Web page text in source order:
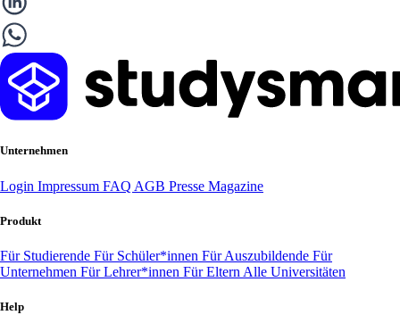
Unternehmen
Login Impressum FAQ AGB Presse Magazine
Produkt
Für Studierende Für Schüler*innen Für Auszubildende Für
Unternehmen Für Lehrer*innen Für Eltern Alle Universitäten
Help